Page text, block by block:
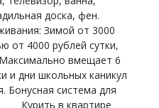
доска, фен.
Зимой от 3000
от 4000 рублей сутки,
вмещает 6
и дни школьных каникул
Бонусная система для
Курить в квартире